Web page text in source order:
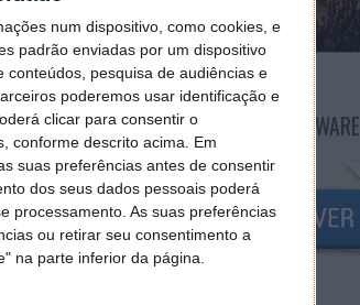
num dispositivo, como cookies, e
padrão enviadas por um dispositivo
conteúdos, pesquisa de audiências e
poderemos usar identificação e
clicar para consentir o
conforme descrito acima. Em
suas preferências antes de consentir
dos seus dados pessoais poderá
processamento. As suas preferências
ou retirar seu consentimento a
na parte inferior da página.
2021. A
a ser
NEWSLETTER PPLWARE